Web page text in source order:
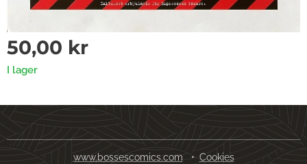
50,00 kr
I lager
www.bossescomics.com Cookies